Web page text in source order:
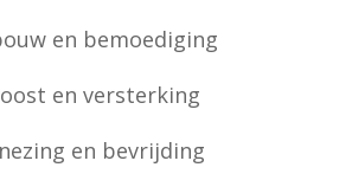
en bemoediging
en versterking
en bevrijding